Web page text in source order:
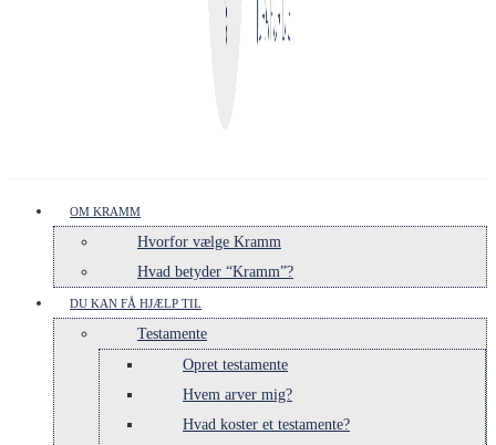
OM KRAMM
Hvorfor vælge Kramm
Hvad betyder “Kramm”?
DU KAN FÅ HJÆLP TIL
Testamente
Opret testamente
Hvem arver mig?
Hvad koster et testamente?